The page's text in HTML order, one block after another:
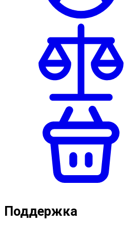
Поддержка